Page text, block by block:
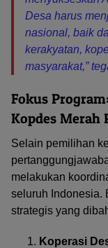
Desa harus
nasional, baik
kerakyatan,
masyarakat,”
Fokus
Kopdes Merah
Selain pemilihan
melakukan
seluruh Indonesia.
strategis yang
Koperasi